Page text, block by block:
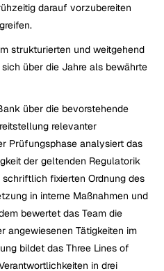
darauf vorzubereiten
strukturierten und weitgehend
über die Jahre als bewährte
über die bevorstehende
relevanter
Prüfungsphase analysiert das
der geltenden Regulatorik
fixierten Ordnung des
in interne Maßnahmen und
bewertet das Team die
angewiesenen Tätigkeiten im
bildet das Three Lines of
in drei